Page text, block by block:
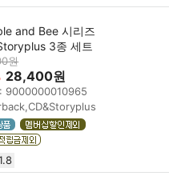
and Bee 시리즈
3종 세트
원
28,400원
9000000010965